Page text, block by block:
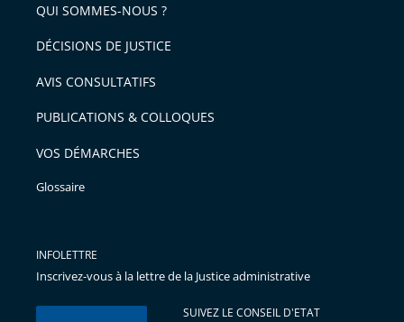
QUI SOMMES-NOUS ?
DÉCISIONS DE JUSTICE
AVIS CONSULTATIFS
PUBLICATIONS & COLLOQUES
VOS DÉMARCHES
Glossaire
INFOLETTRE
Inscrivez-vous à la lettre de la Justice administrative
SUIVEZ LE CONSEIL D'ETAT